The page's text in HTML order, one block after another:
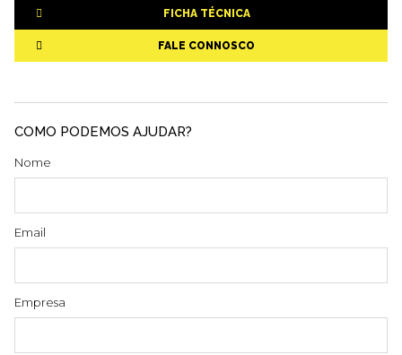
FICHA TÉCNICA
FALE CONNOSCO
COMO PODEMOS AJUDAR?
Nome
Email
Empresa